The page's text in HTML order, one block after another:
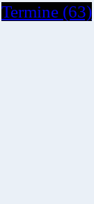
Termine (63)